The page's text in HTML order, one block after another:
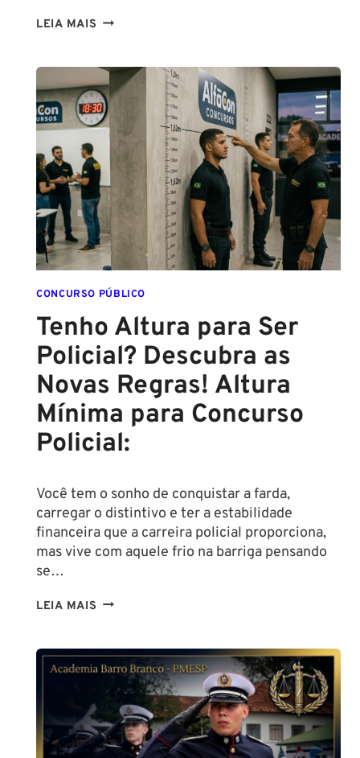
LEIA MAIS CONCURSOS
PMPE
2026:
ATÉ
FINAL
DESTE
ANO!
CONCURSO PÚBLICO
Tenho Altura para Ser
Policial? Descubra as
Novas Regras! Altura
Mínima para Concurso
Policial:
Você tem o sonho de conquistar a farda,
carregar o distintivo e ter a estabilidade
financeira que a carreira policial proporciona,
mas vive com aquele frio na barriga pensando
se…
LEIA MAIS TENHO
SER
POLICIAL?
DESCUBRA
AS
NOVAS